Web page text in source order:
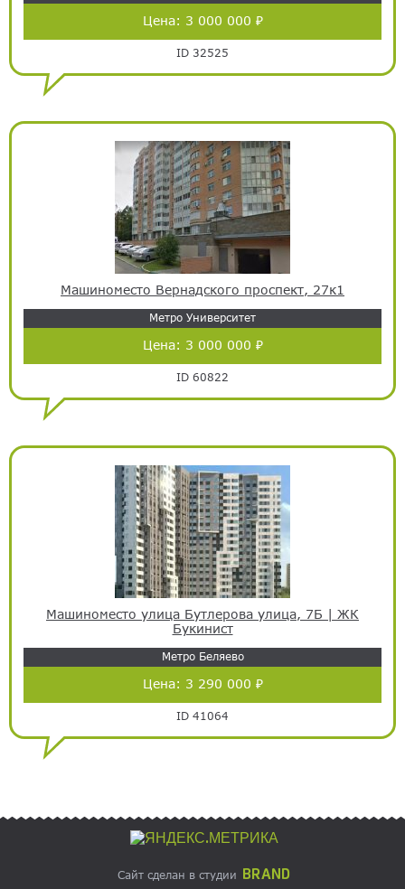
Цена: 3 000 000 ₽
ID 32525
Машиноместо Вернадского проспект, 27к1
Метро Университет
Цена: 3 000 000 ₽
ID 60822
Машиноместо улица Бутлерова улица, 7Б | ЖК
Букинист
Метро Беляево
Цена: 3 290 000 ₽
ID 41064
Сайт сделан в студии BRAND